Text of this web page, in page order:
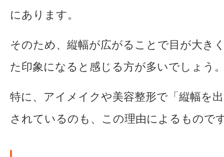
にあります。
そのため、縦幅が広がることで目が大き
た印象になると感じる方が多いでしょう
特に、アイメイクや美容整形で「縦幅を
されているのも、この理由によるもので